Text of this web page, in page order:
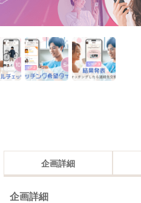
企画詳細
企画詳細